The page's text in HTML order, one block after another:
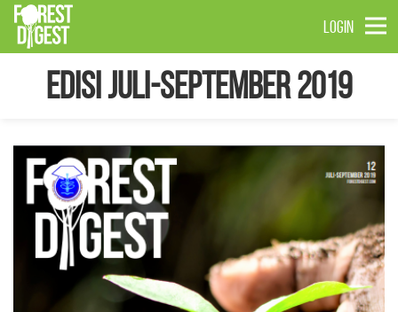
LOGIN
Edisi Juli-September 2019